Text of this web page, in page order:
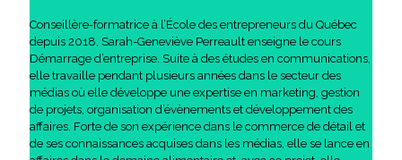
Conseillère-formatrice à l’École des entrepreneurs du Québec
depuis 2018, Sarah-Geneviève Perreault enseigne le cours
Démarrage d’entreprise. Suite à des études en communications,
elle travaille pendant plusieurs années dans le secteur des
médias où elle développe une expertise en marketing, gestion
de projets, organisation d’évènements et développement des
affaires. Forte de son expérience dans le commerce de détail et
de ses connaissances acquises dans les médias, elle se lance en